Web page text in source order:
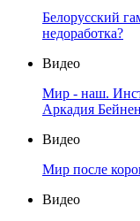
Белорусский
недоработка?
Видео
Мир - наш.
Аркадия
Видео
Мир после
Видео